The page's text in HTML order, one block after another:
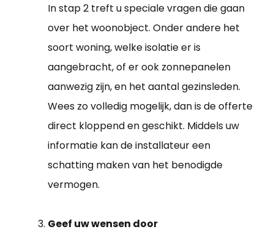
In stap 2 treft u speciale vragen die gaan
over het woonobject. Onder andere het
soort woning, welke isolatie er is
aangebracht, of er ook zonnepanelen
aanwezig zijn, en het aantal gezinsleden.
Wees zo volledig mogelijk, dan is de offerte
direct kloppend en geschikt. Middels uw
informatie kan de installateur een
schatting maken van het benodigde
vermogen.
Geef uw wensen door